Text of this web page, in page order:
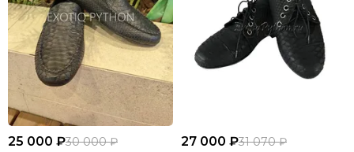
25 000 ₽30 000 ₽
27 000 ₽31 070 ₽